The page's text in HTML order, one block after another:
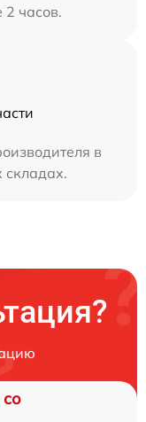
2 часов.
в
складах.